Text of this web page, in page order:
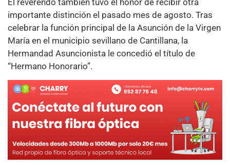
importante distinción el pasado mes de agosto. Tras
celebrar la función principal de la Asunción de la Virgen
María en el municipio sevillano de Cantillana, la
Hermandad Asuncionista le concedió el título de
“Hermano Honorario”.